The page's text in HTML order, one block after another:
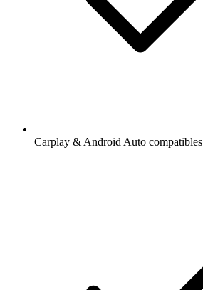
Carplay & Android Auto compatibles